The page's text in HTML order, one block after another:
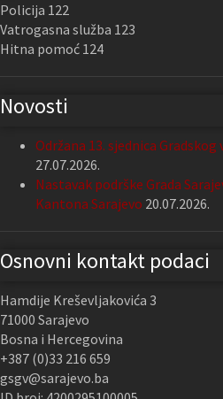
Policija 122
Vatrogasna služba 123
Hitna pomoć 124
Novosti
Održana 13. sjednica Gradskog
27.07.2026.
Nastavak podrške Grada
Kantona Sarajevo 20.07.2026.
Osnovni kontakt podaci
Hamdije Kreševljakovića 3
71000 Sarajevo
Bosna i Hercegovina
+387 (0)33 216 659
gsgv@sarajevo.ba